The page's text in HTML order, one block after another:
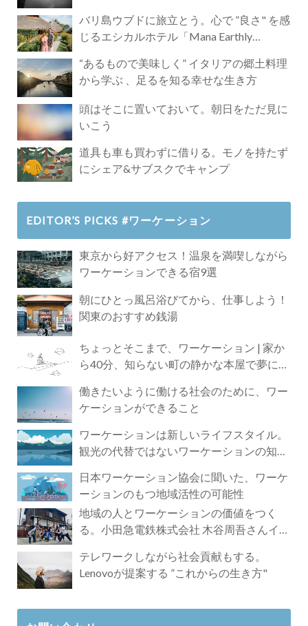
バリ島ウブドに旅立とう。心で ”良さ" を感
じるエシカルホテル「Mana Earthly
“あるもので美味しく” イタリアの郷土料理
から学ぶ 、足るを知る幸せな生き方
頭はそこに置いておいて。朝日をただ見に
いこう
道具も車も買わずに借りる。モノを持たず
にシェア&サブスクでキャンプ
EDITOR’S PICKS #ワーケーション
東京から好アクセス！温泉を満喫しながら
ワーケーションできる宿9選
朝にひとっ風呂浴びてから、仕事しよう！
関東のおすすめ銭湯
ちょっとそこまで、ワーケーション | 家か
ら40分、知らない町の静かな本屋で夢に近
働きたいように働ける社会のために、ワー
ケーションができること
ワーケーションは新しいライフスタイル。
観光の代替ではないワーケーションの知ら
日本ワーケーション協会に聞いた、ワーケ
ーションのもつ地域活性の可能性
地域の人とワーケーションの価値をつく
る。小田急電鉄株式会社 木谷周吾さんイン
テレワークしながら社会貢献もする。
Lenovoが提案する ”これからの生き方"